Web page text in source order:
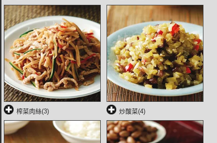
榨菜肉絲(3) 炒酸菜(4)